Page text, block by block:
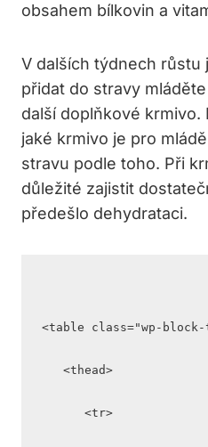
obsahem bílkovin a
V dalších týdnech růstu
přidat do stravy
další doplňkové krmivo.
jaké krmivo je pro
stravu podle toho. Při
důležité zajistit
předešlo dehydrataci.
<table class="wp-
   <thead>
      <tr>